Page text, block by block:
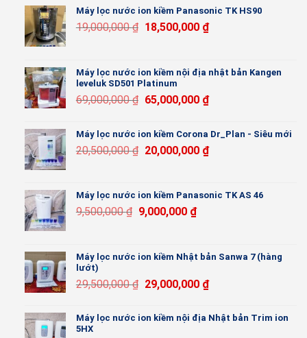
Máy lọc nước ion kiềm Panasonic TK HS90
19,000,000₫ 18,500,000 ₫
Máy lọc nước ion kiềm nội địa nhật bản Kangen
leveluk SD501 Platinum
69,000,000₫ 65,000,000 ₫
Máy lọc nước ion kiềm Corona Dr_Plan - Siêu mới
20,500,000₫ 20,000,000 ₫
Máy lọc nước ion kiềm Panasonic TK AS 46
9,500,000₫ 9,000,000 ₫
Máy lọc nước ion kiềm Nhật bản Sanwa 7 (hàng
lướt)
29,500,000₫ 29,000,000 ₫
Máy lọc nước ion kiềm nội địa Nhật bản Trim ion
5HX